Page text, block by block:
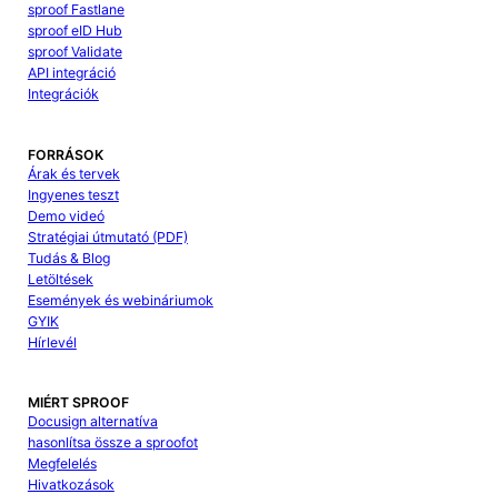
sproof Fastlane
sproof eID Hub
sproof Validate
API integráció
Integrációk
FORRÁSOK
Árak és tervek
Ingyenes teszt
Demo videó
Stratégiai útmutató (PDF)
Tudás & Blog
Letöltések
Események és webináriumok
GYIK
Hírlevél
MIÉRT SPROOF
Docusign alternatíva
hasonlítsa össze a sproofot
Megfelelés
Hivatkozások